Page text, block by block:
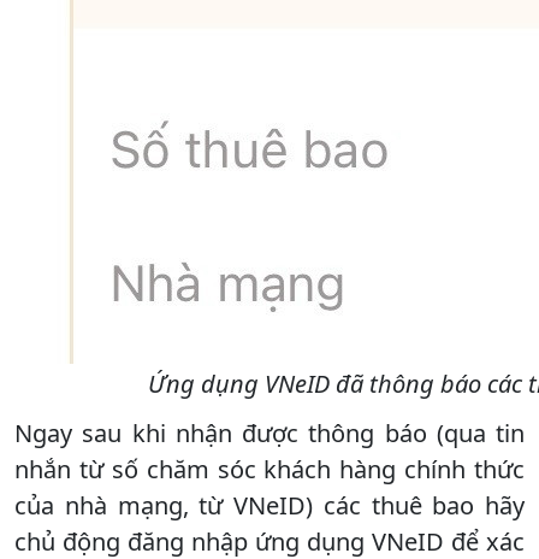
Ứng dụng VNeID đã thông báo
Ngay sau khi nhận được thông báo (qua tin
nhắn từ số chăm sóc khách hàng chính thức
của nhà mạng, từ VNeID) các thuê bao hãy
chủ động đăng nhập ứng dụng VNeID để xác